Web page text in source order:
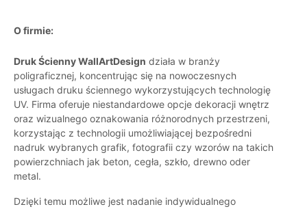
O firmie:
Druk Ścienny WallArtDesign działa w branży
poligraficznej, koncentrując się na nowoczesnych
usługach druku ściennego wykorzystujących technologię
UV. Firma oferuje niestandardowe opcje dekoracji wnętrz
oraz wizualnego oznakowania różnorodnych przestrzeni,
korzystając z technologii umożliwiającej bezpośredni
nadruk wybranych grafik, fotografii czy wzorów na takich
powierzchniach jak beton, cegła, szkło, drewno oder
metal.
Dzięki temu możliwe jest nadanie indywidualnego